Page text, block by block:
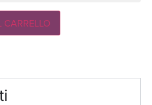
CARRELLO